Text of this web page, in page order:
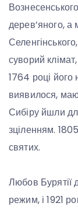
дерев’яного, а
суворий
1764 році його
виявилося,
Сибіру йшли
зціленням.
святих.
Любов Бурятії
режим, і 1921